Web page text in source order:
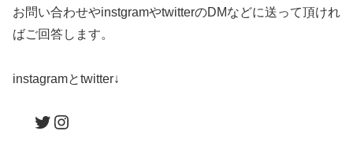
お問い合わせやinstgramやtwitterのDMなどに送って頂けれ
ばご回答します。
instagramとtwitter↓
Twitter
Instagram